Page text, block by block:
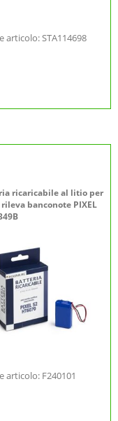
articolo: STA114698
ricaricabile al litio per
banconote PIXEL
articolo: F240101